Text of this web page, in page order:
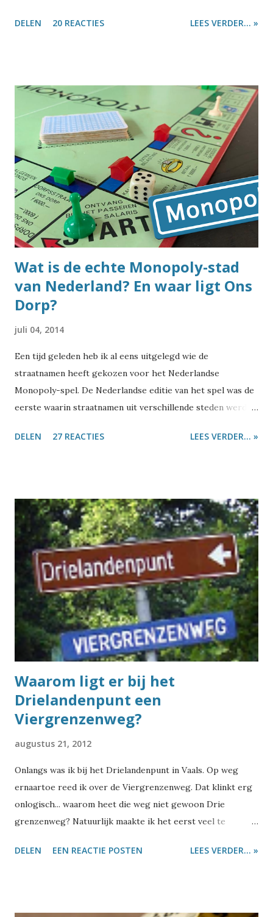
Nederlandse straatnamen . Of het gebeurt als ik wat schrijf
Aan de ene kant zijn er best veel straatnamen die heel vaak
voorkomen, en lijkt er dus weinig ruimte voor echt unieke
straatnamen. Maar aan de andere kant komen er eigenlijk
best vaak vreemde straatnamen voorbij waarvan je je haast
niet voor kunt stellen dat er meer straten zijn die zo heten.
Ik heb het eindelijk uitgezocht. Om het antwoord op de
vraag te vinden, ben ik weer eens in de BAG-database
gedoken. Dat is de database van de Basisregistraties
Adressen en Gebouwen, en daarin s...
DELEN 20 REACTIES LEES VERDER... »
Wat is de echte Monopoly-stad
van Nederland? En waar ligt Ons
Dorp?
juli 04, 2014
Een tijd geleden heb ik al eens uitgelegd wie de
straatnamen heeft gekozen voor het Nederlandse
Monopoly-spel. De Nederlandse editie van het spel was de
eerste waarin straatnamen uit verschillende steden werden
te vinden die al die straatnamen heeft? Dan zouden ze daar
hoe bijzonder die straatnamen uit het Monopoly-spel
eigenlijk zijn. In de top-10 met straatnamen die in het
Nederland het meest voorkomen, staat één straat uit
Monopoly: de Dorpsstraat . Die komt in Nederland 315 keer
voor, van Aalsmeer tot Zwolle. De Brink komt 67 keer voor,
van Almelo tot Zuidwolde. Op 43 plaatsen ligt een
Steenstraat , van Alphen aan den Rijn tot in Zwolle. Dan
komen we bij een bijzonder geval: de Houtstraat komt 32
keer voor in Nederland (van Almere tot Wolvega), maar
vreemd...
DELEN 27 REACTIES LEES VERDER... »
Waarom ligt er bij het
Drielandenpunt een
Viergrenzenweg?
augustus 21, 2012
Onlangs was ik bij het Drielandenpunt in Vaals. Op weg
ernaartoe reed ik over de Viergrenzenweg. Dat klinkt erg
onlogisch... waarom heet die weg niet gewoon Drie
grenzenweg? Natuurlijk maakte ik het eerst veel te
school. Er staan vier bomen langs de weg en een man wil
DELEN EEN REACTIE POSTEN LEES VERDER... »